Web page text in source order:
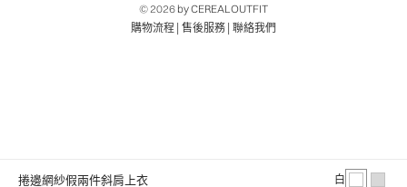
© 2026 by CEREALOUTFIT
購物流程 | 售後服務 | 聯絡我們
捲邊網紗假兩件斜肩上衣 白